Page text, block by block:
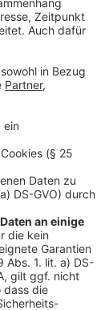
Minuten
und
fünf
mit
60 Minuten
lassen,